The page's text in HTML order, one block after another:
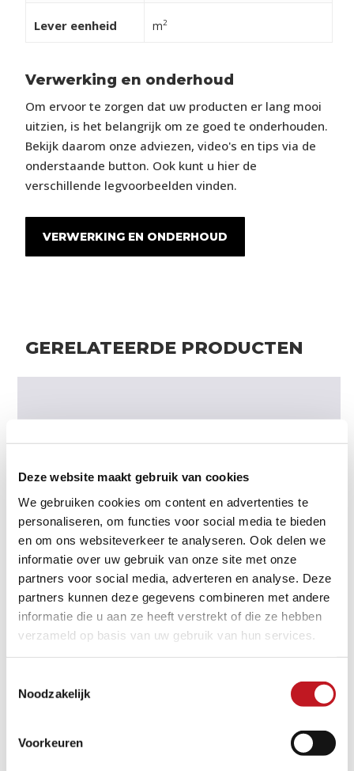
Deze website maakt gebruik van cookies
We gebruiken cookies om content en advertenties te
personaliseren, om functies voor social media te bieden
en om ons websiteverkeer te analyseren. Ook delen we
informatie over uw gebruik van onze site met onze
partners voor social media, adverteren en analyse. Deze
partners kunnen deze gegevens combineren met andere
informatie die u aan ze heeft verstrekt of die ze hebben
verzameld op basis van uw gebruik van hun services.
Noodzakelijk
Voorkeuren
Lever eenheid m2
Verwerking en onderhoud
Om ervoor te zorgen dat uw producten er lang mooi
uitzien, is het belangrijk om ze goed te onderhouden.
Bekijk daarom onze adviezen, video's en tips via de
onderstaande button. Ook kunt u hier de
verschillende legvoorbeelden vinden.
VERWERKING EN ONDERHOUD
GERELATEERDE PRODUCTEN